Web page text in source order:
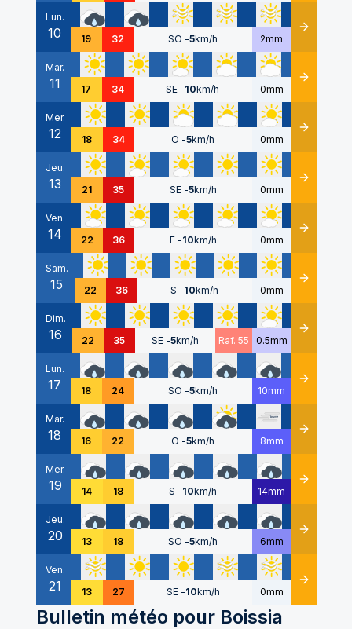
Lun.
10 19 32 SO -5km/h 2mm Détails
Mar.
11 17 34 SE -10km/h 0mm Détails
Mer.
12 18 34 O -5km/h 0mm Détails
Jeu.
13 21 35 SE -5km/h 0mm Détails
Ven.
14 22 36 E -10km/h 0mm Détails
Sam.
15 22 36 S -10km/h 0mm Détails
Dim.
16 22 35 SE -5km/h Raf. 55 0.5mm Détails
Lun.
17 18 24 SO -5km/h 10mm Détails
Mar.
18 16 22 O -5km/h 8mm Détails
Mer.
19 14 18 S -10km/h 14mm Détails
Jeu.
20 13 18 SO -5km/h 6mm Détails
Ven.
21 13 27 SE -10km/h 0mm Détails
Bulletin météo pour Boissia